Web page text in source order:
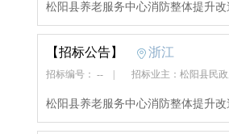
松阳县养老服务中心消防整体提升
【招标公告】 浙江
招标编号： -- 招标业主：松阳县民
松阳县养老服务中心消防整体提升